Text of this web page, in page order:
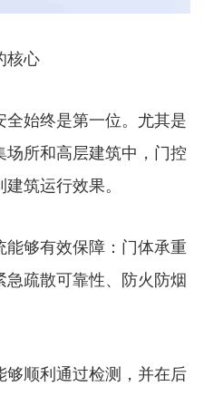
心
始终是第一位。尤其是
所和高层建筑中，门控
筑运行效果。
够有效保障：门体承重
疏散可靠性、防火防烟
顺利通过检测，并在后